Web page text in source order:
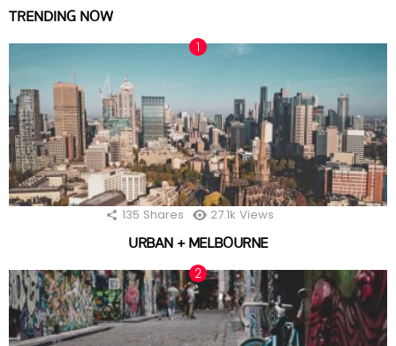
TRENDING NOW
135 Shares 27.1k Views
URBAN + MELBOURNE